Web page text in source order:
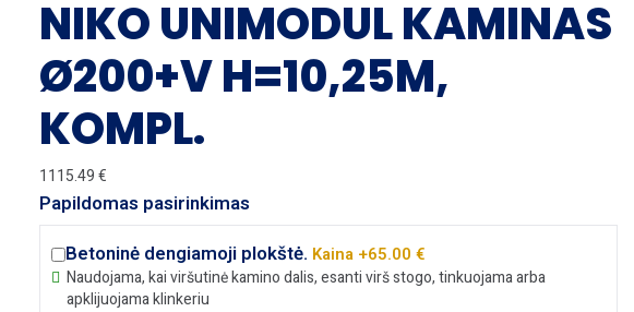
NIKO UNIMODUL KAMINAS
Ø200+V H=10,25M,
KOMPL.
1115.49€
Papildomas pasirinkimas
Betoninė dengiamoji plokštė. Kaina +65.00 €
Naudojama, kai viršutinė kamino dalis, esanti virš stogo, tinkuojama arba
apklijuojama klinkeriu